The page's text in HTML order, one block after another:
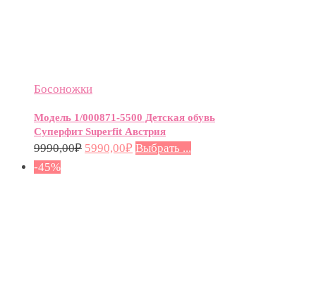
Босоножки
Модель 1/000871-5500 Детская обувь
Суперфит Superfit Австрия
9990,00₽ 5990,00₽ Выбрать ...
-45%